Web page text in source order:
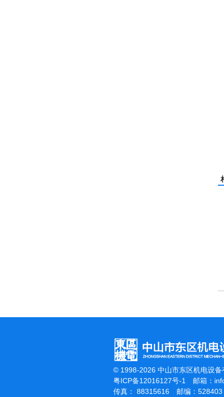
© 1998-2026 中山市东区机电设备
粤ICP备12016127号-1
邮箱：
传真： 88315616 邮编：528403